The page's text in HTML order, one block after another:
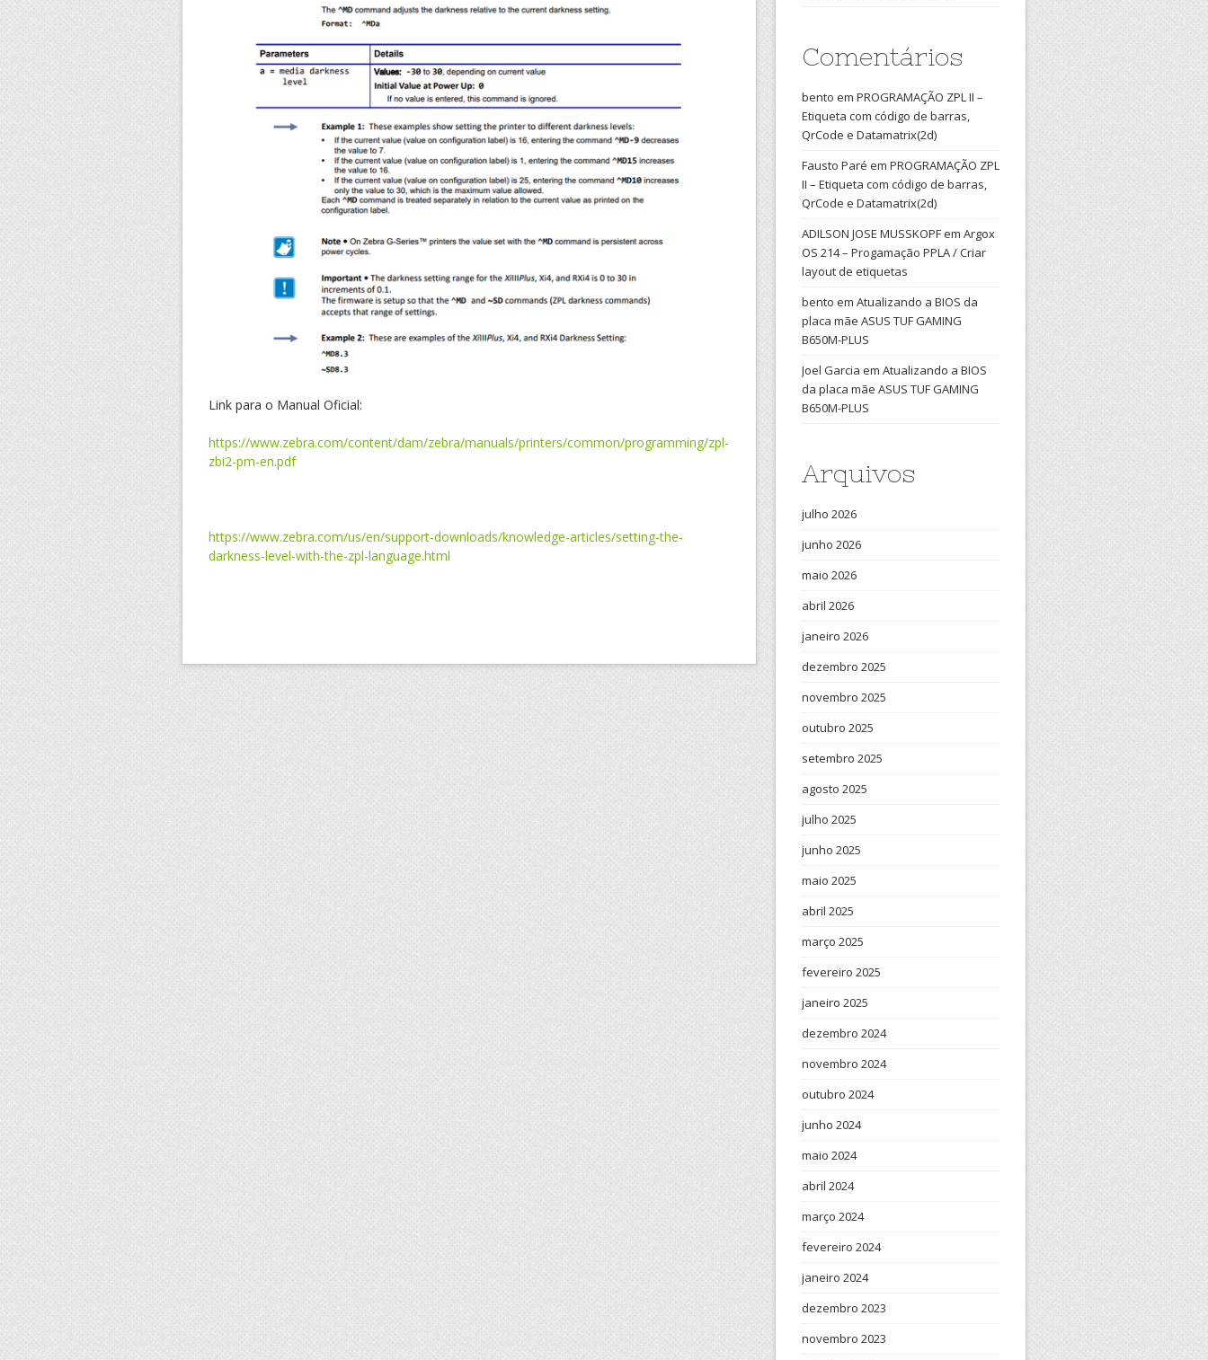
Link para o Manual Oficial:
https://www.zebra.com/content/dam/zebra/manuals/printers/common/programming/zpl-
zbi2-pm-en.pdf
https://www.zebra.com/us/en/support-downloads/knowledge-articles/setting-the-
darkness-level-with-the-zpl-language.html
Comentários
bento em PROGRAMAÇÃO ZPL II –
Etiqueta com código de barras,
QrCode e Datamatrix(2d)
Fausto Paré em PROGRAMAÇÃO ZPL
II – Etiqueta com código de barras,
QrCode e Datamatrix(2d)
ADILSON JOSE MUSSKOPFem Argox
OS 214 – Progamação PPLA / Criar
layout de etiquetas
bento em Atualizando a BIOS da
placa mãe ASUS TUF GAMING
B650M-PLUS
Joel Garcia em Atualizando a BIOS
da placa mãe ASUS TUF GAMING
B650M-PLUS
Arquivos
julho 2026
junho 2026
maio 2026
abril 2026
janeiro 2026
dezembro 2025
novembro 2025
outubro 2025
setembro 2025
agosto 2025
julho 2025
junho 2025
maio 2025
abril 2025
março 2025
fevereiro 2025
janeiro 2025
dezembro 2024
novembro 2024
outubro 2024
junho 2024
maio 2024
abril 2024
março 2024
fevereiro 2024
janeiro 2024
dezembro 2023
novembro 2023